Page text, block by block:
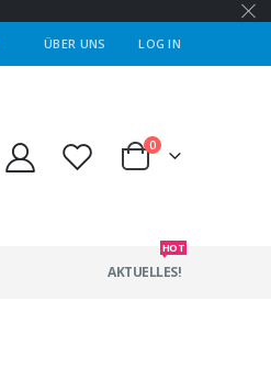
ÜBER UNS LOG IN
0
AKTUELLES!
HOT